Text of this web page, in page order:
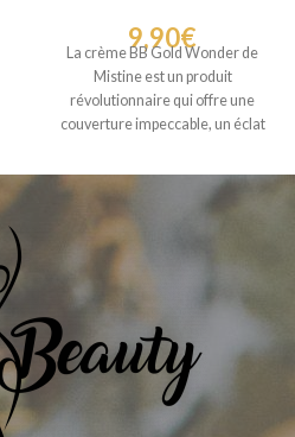
9,90€
La crème BB Gold Wonder de
Mistine est un produit
révolutionnaire qui offre une
couverture impeccable, un éclat